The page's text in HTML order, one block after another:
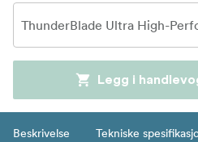
Legg i
Beskrivelse Tekniske